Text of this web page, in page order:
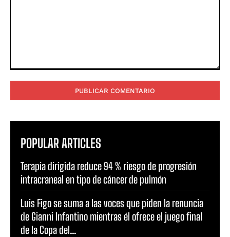
POPULAR ARTICLES
Terapia dirigida reduce 94 % riesgo de progresión
intracraneal en tipo de cáncer de pulmón
Luis Figo se suma a las voces que piden la renuncia
de Gianni Infantino mientras él ofrece el juego final
de la Copa del...